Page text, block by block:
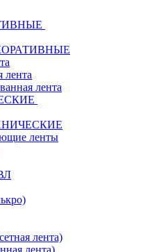
лента
лента
ленты
лента)
лента)